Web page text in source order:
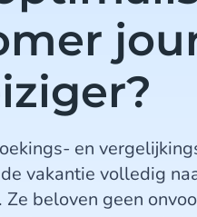
en
vakantie volledig
Ze beloven geen